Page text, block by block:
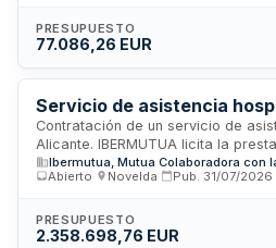
y anatomía patológica, en las
postanalítica. El pago se realizará
de facturas con base imponible
determinadas condiciones.
PRESUPUESTO
77.086,26 EUR
Servicio de asistencia
Contratación de un servicio de
Alicante. IBERMUTUA licita la
sanitarios hospitalarios para
asociadas a mutuas
colaboración. El contrato incluye
ejecución de carácter social,
Ibermutua, Mutua Colaboradora con
Abierto
Novelda Pub. 31/07/2026
PRESUPUESTO
2.358.698,76 EUR